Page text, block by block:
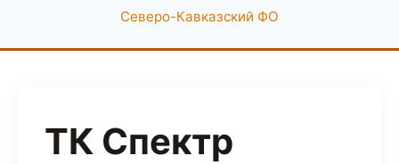
Северо-Кавказский ФО
ТК Спектр